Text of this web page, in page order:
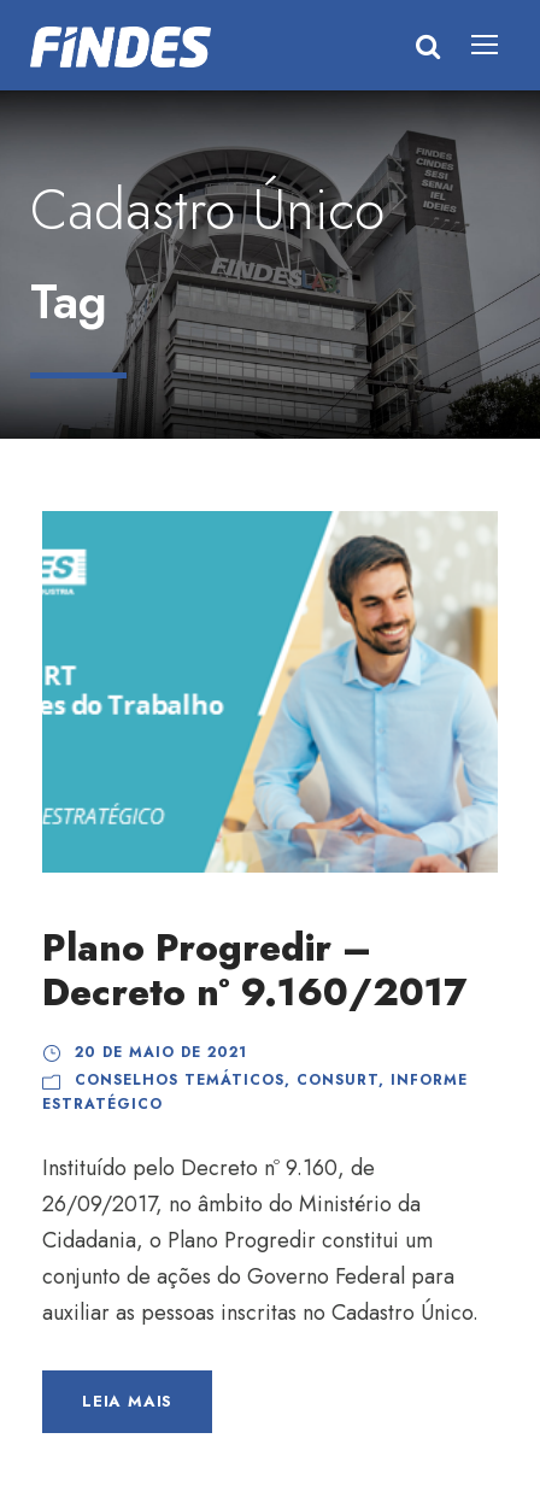
Cadastro Único
Tag
Plano Progredir –
Decreto nº 9.160/2017
20 DE MAIO DE 2021
CONSELHOS TEMÁTICOS, CONSURT, INFORME
ESTRATÉGICO
Instituído pelo Decreto nº 9.160, de
26/09/2017, no âmbito do Ministério da
Cidadania, o Plano Progredir constitui um
conjunto de ações do Governo Federal para
auxiliar as pessoas inscritas no Cadastro Único.
LEIA MAIS